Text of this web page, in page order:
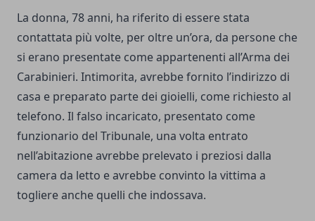
La donna, 78 anni, ha riferito di essere stata
contattata più volte, per oltre un’ora, da persone che
si erano presentate come appartenenti all’Arma dei
Carabinieri. Intimorita, avrebbe fornito l’indirizzo di
casa e preparato parte dei gioielli, come richiesto al
telefono. Il falso incaricato, presentato come
funzionario del Tribunale, una volta entrato
nell’abitazione avrebbe prelevato i preziosi dalla
camera da letto e avrebbe convinto la vittima a
togliere anche quelli che indossava.